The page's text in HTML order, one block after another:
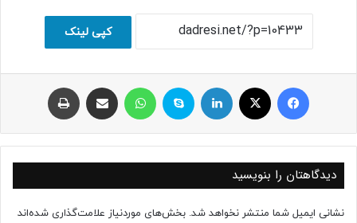
کپی لینک
فیسبوک ایکس لینکداین اسکایپ واتس آپ اشتراک با ایمیل
دیدگاهتان را بنویسید
نشانی ایمیل شما منتشر نخواهد شد. بخش‌های موردنیاز علامت‌گذاری شده‌اند